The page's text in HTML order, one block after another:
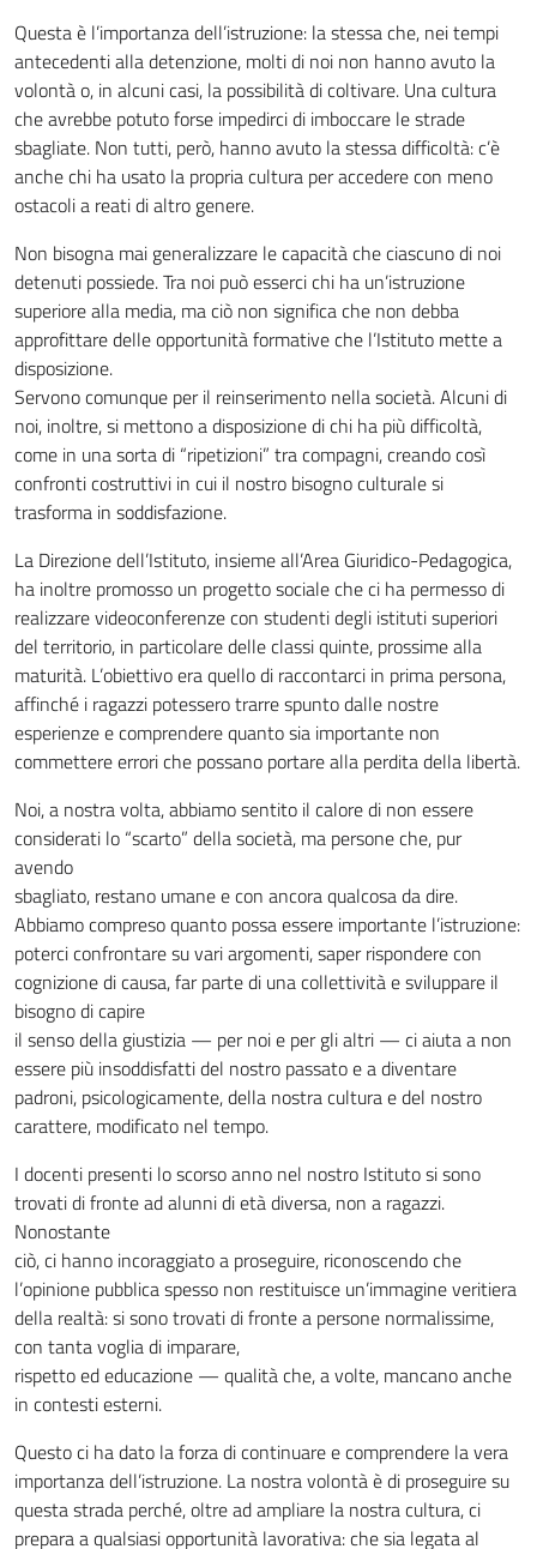
Questa è l’importanza dell’istruzione: la stessa che, nei tempi
antecedenti alla detenzione, molti di noi non hanno avuto la
volontà o, in alcuni casi, la possibilità di coltivare. Una cultura
che avrebbe potuto forse impedirci di imboccare le strade
sbagliate. Non tutti, però, hanno avuto la stessa difficoltà: c’è
anche chi ha usato la propria cultura per accedere con meno
ostacoli a reati di altro genere.
Non bisogna mai generalizzare le capacità che ciascuno di noi
detenuti possiede. Tra noi può esserci chi ha un’istruzione
superiore alla media, ma ciò non significa che non debba
approfittare delle opportunità formative che l’Istituto mette a
disposizione.
Servono comunque per il reinserimento nella società. Alcuni di
noi, inoltre, si mettono a disposizione di chi ha più difficoltà,
come in una sorta di “ripetizioni” tra compagni, creando così
confronti costruttivi in cui il nostro bisogno culturale si
trasforma in soddisfazione.
La Direzione dell’Istituto, insieme all’Area Giuridico-Pedagogica,
ha inoltre promosso un progetto sociale che ci ha permesso di
realizzare videoconferenze con studenti degli istituti superiori
del territorio, in particolare delle classi quinte, prossime alla
maturità. L’obiettivo era quello di raccontarci in prima persona,
affinché i ragazzi potessero trarre spunto dalle nostre
esperienze e comprendere quanto sia importante non
commettere errori che possano portare alla perdita della libertà.
Noi, a nostra volta, abbiamo sentito il calore di non essere
considerati lo “scarto” della società, ma persone che, pur
avendo
sbagliato, restano umane e con ancora qualcosa da dire.
Abbiamo compreso quanto possa essere importante l’istruzione:
poterci confrontare su vari argomenti, saper rispondere con
cognizione di causa, far parte di una collettività e sviluppare il
bisogno di capire
il senso della giustizia — per noi e per gli altri — ci aiuta a non
essere più insoddisfatti del nostro passato e a diventare
padroni, psicologicamente, della nostra cultura e del nostro
carattere, modificato nel tempo.
I docenti presenti lo scorso anno nel nostro Istituto si sono
trovati di fronte ad alunni di età diversa, non a ragazzi.
Nonostante
ciò, ci hanno incoraggiato a proseguire, riconoscendo che
l’opinione pubblica spesso non restituisce un’immagine veritiera
della realtà: si sono trovati di fronte a persone normalissime,
con tanta voglia di imparare,
rispetto ed educazione — qualità che, a volte, mancano anche
in contesti esterni.
Questo ci ha dato la forza di continuare e comprendere la vera
importanza dell’istruzione. La nostra volontà è di proseguire su
questa strada perché, oltre ad ampliare la nostra cultura, ci
prepara a qualsiasi opportunità lavorativa: che sia legata al